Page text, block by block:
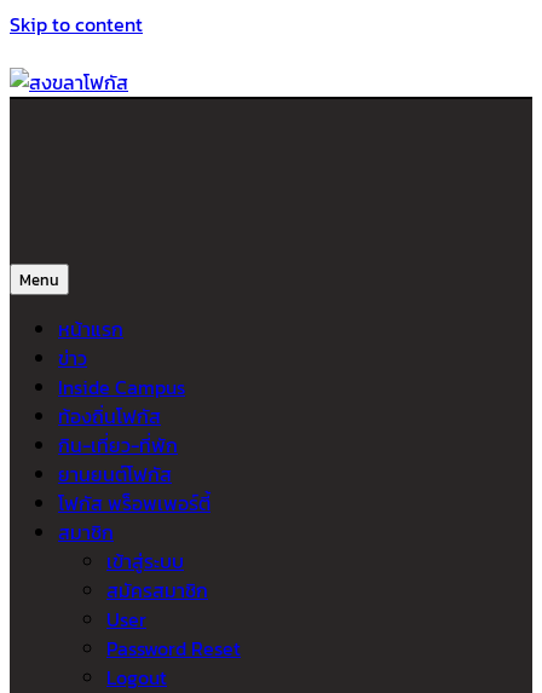
Skip to content
Menu
หน้าแรก
ข่าว
Inside Campus
ท้องถิ่นโฟกัส
กิน-เที่ยว-ที่พัก
ยานยนต์โฟกัส
โฟกัส พร็อพเพอร์ตี้
สมาชิก
เข้าสู่ระบบ
สมัครสมาชิก
User
Password Reset
Logout